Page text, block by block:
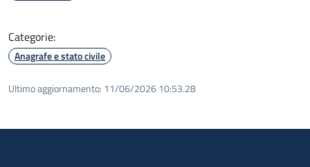
Categorie:
Anagrafe e stato civile
Ultimo aggiornamento: 11/06/2026 10:53.28